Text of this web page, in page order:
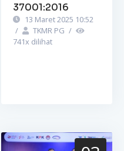
37001:2016
13 Maret 2025 10:52
/
TKMR PG /
741x dilihat